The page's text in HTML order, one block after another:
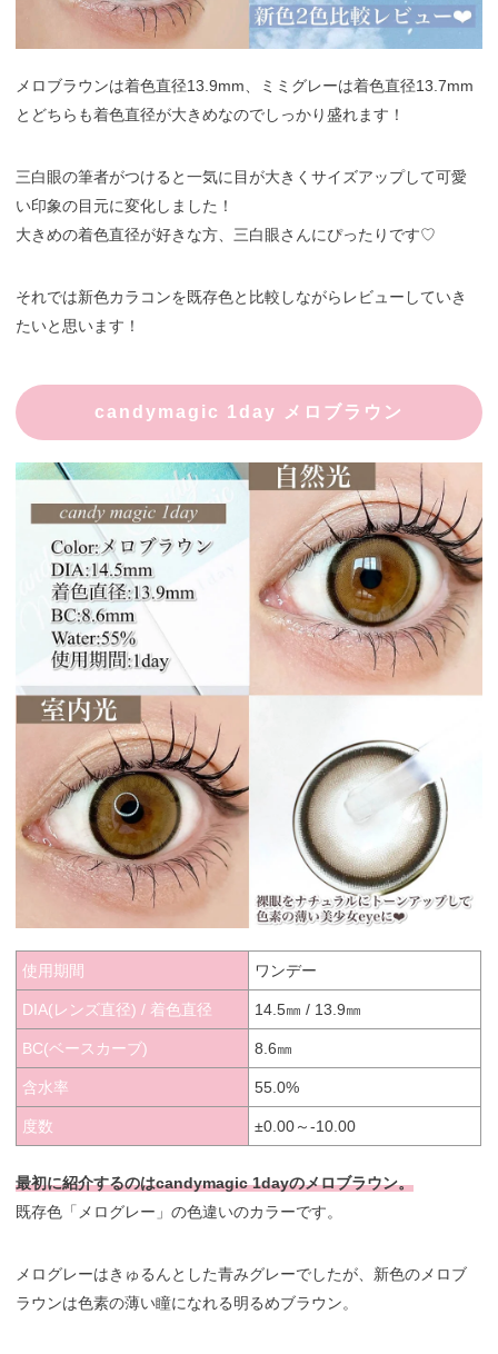
メロブラウンは着色直径13.9mm、ミミグレーは着色直径13.7mm
とどちらも着色直径が大きめなのでしっかり盛れます！
三白眼の筆者がつけると一気に目が大きくサイズアップして可愛
い印象の目元に変化しました！
大きめの着色直径が好きな方、三白眼さんにぴったりです♡
それでは新色カラコンを既存色と比較しながらレビューしていき
たいと思います！
candymagic 1day メロブラウン
使用期間 ワンデー
DIA(レンズ直径) / 着色直径 14.5㎜ / 13.9㎜
BC(ベースカーブ) 8.6㎜
含水率 55.0%
度数 ±0.00～-10.00
最初に紹介するのはcandymagic 1dayのメロブラウン。
既存色「メログレー」の色違いのカラーです。
メログレーはきゅるんとした青みグレーでしたが、新色のメロブ
ラウンは色素の薄い瞳になれる明るめブラウン。